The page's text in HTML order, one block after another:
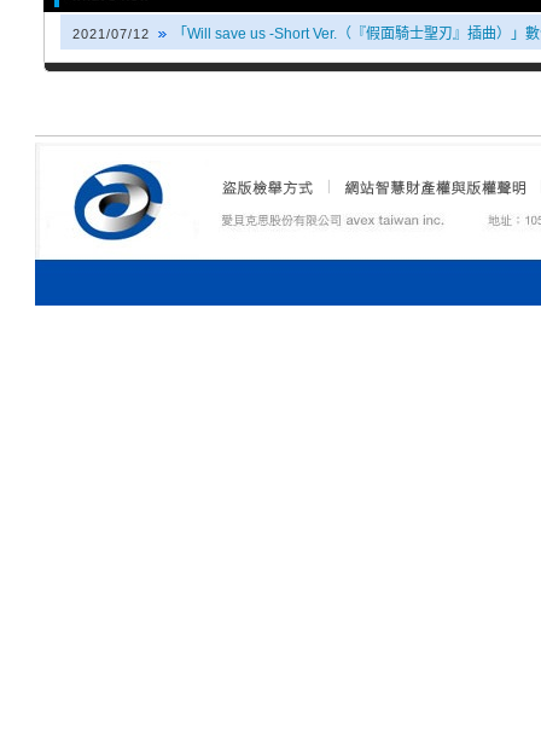
2021/07/12 「Will save us -Short Ver.（『假面騎士聖刃』插曲）」